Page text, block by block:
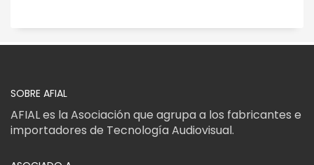
SOBRE AFIAL
AFIAL es la Asociación que agrupa a los fabricantes e
importadores de Tecnología Audiovisual.